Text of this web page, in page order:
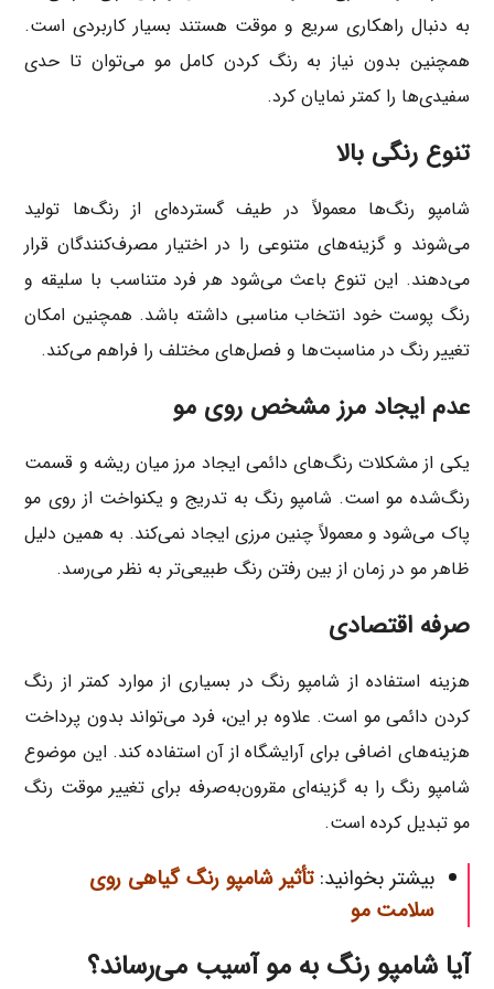
به دنبال راهکاری سریع و موقت هستند بسیار کاربردی است.
همچنین بدون نیاز به رنگ کردن کامل مو می‌توان تا حدی
سفیدی‌ها را کمتر نمایان کرد.
تنوع رنگی بالا
شامپو رنگ‌ها معمولاً در طیف گسترده‌ای از رنگ‌ها تولید
می‌شوند و گزینه‌های متنوعی را در اختیار مصرف‌کنندگان قرار
می‌دهند. این تنوع باعث می‌شود هر فرد متناسب با سلیقه و
رنگ پوست خود انتخاب مناسبی داشته باشد. همچنین امکان
تغییر رنگ در مناسبت‌ها و فصل‌های مختلف را فراهم می‌کند.
عدم ایجاد مرز مشخص روی مو
یکی از مشکلات رنگ‌های دائمی ایجاد مرز میان ریشه و قسمت
رنگ‌شده مو است. شامپو رنگ به تدریج و یکنواخت از روی مو
پاک می‌شود و معمولاً چنین مرزی ایجاد نمی‌کند. به همین دلیل
ظاهر مو در زمان از بین رفتن رنگ طبیعی‌تر به نظر می‌رسد.
صرفه اقتصادی
هزینه استفاده از شامپو رنگ در بسیاری از موارد کمتر از رنگ
کردن دائمی مو است. علاوه بر این، فرد می‌تواند بدون پرداخت
هزینه‌های اضافی برای آرایشگاه از آن استفاده کند. این موضوع
شامپو رنگ را به گزینه‌ای مقرون‌به‌صرفه برای تغییر موقت رنگ
مو تبدیل کرده است.
بیشتر بخوانید:تأثیر شامپو رنگ گیاهی روی
سلامت مو
آیا شامپو رنگ به مو آسیب می‌رساند؟